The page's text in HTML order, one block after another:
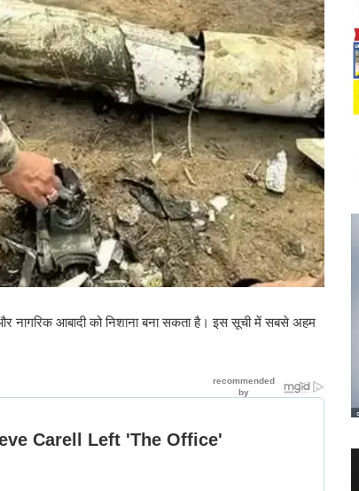
नागरिक आबादी को निशाना बना सकता है। इस सूची में सबसे अहम